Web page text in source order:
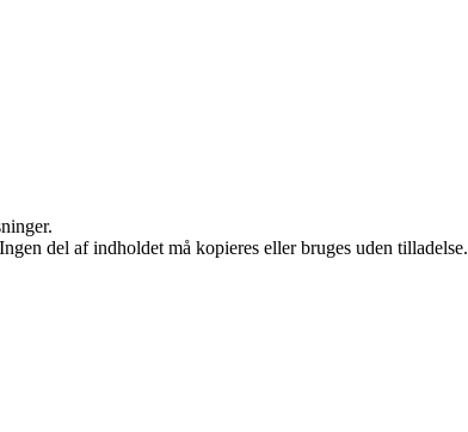
del af indholdet må kopieres eller bruges uden tilladelse.